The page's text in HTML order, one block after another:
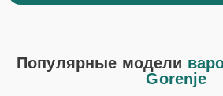
Популярные модели
Gorenje